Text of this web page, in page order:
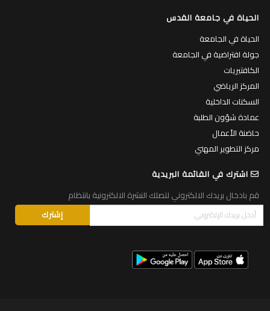
الحياة في جامعة القدس
الحياة في الجامعة
جولة افتراضية في الجامعة
الكافتيريات
المركز الرياضي
السكنات الداخلية
عمادة شؤون الطلبة
حاضنة الأعمال
مركز التطوير المهني
اشترك في القائمة البريدية
قم بادخال بريدك الالكتروني لتصلك النشرة الالكترونية بانتظام